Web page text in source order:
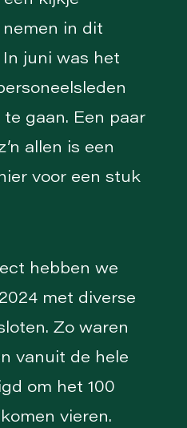
in dit
juni was het
gaan. Een paar
allen is een
voor een stuk
hebben we
met diverse
Zo waren
vanuit de hele
om het 100
vieren.